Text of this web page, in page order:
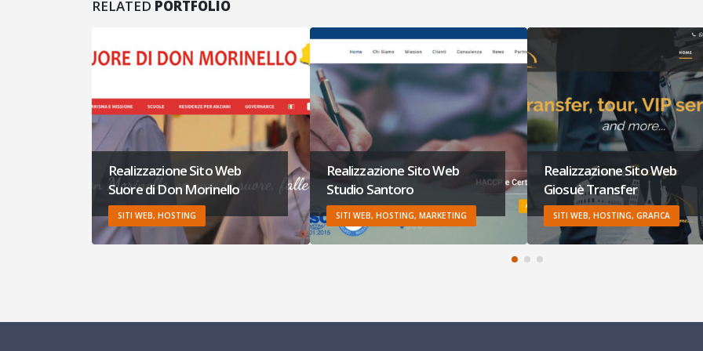
RELATED PORTFOLIO
Realizzazione Sito Web
Studio Santoro
SITI WEB, HOSTING, MARKETING
Realizzazione Sito Web
Giosuè Transfer
SITI WEB, HOSTING, GRAFICA
Realizzazione E-commerce
Stat Consulting
SITI WEB, E-COMMERCE, HOSTING